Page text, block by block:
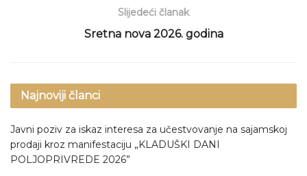
Slijedeći članak
Sretna nova 2026. godina
Najnoviji članci
Javni poziv za iskaz interesa za učestvovanje na sajamskoj
prodaji kroz manifestaciju „KLADUŠKI DANI
POLJOPRIVREDE 2026”